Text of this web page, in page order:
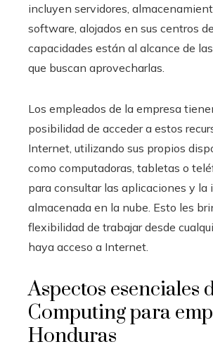
incluyen servidores,
software, alojados en sus centros
capacidades están al alcance de
que buscan aprovecharlas.
Los empleados de la empresa
posibilidad de acceder a estos
Internet, utilizando sus propios
como computadoras, tabletas o
para consultar las aplicaciones y la
almacenada en la nube. Esto les
flexibilidad de trabajar desde
haya acceso a Internet.
Aspectos esenciales
Computing para
Honduras